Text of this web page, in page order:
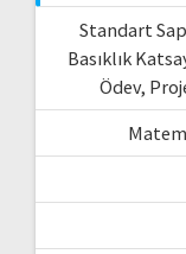
Standart
Basıklık
Ödev,